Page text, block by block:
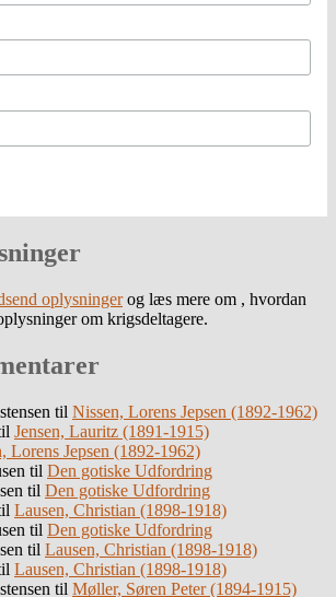
oplysningerog læs mere om , hvordan
om krigsdeltagere.
til Nissen, Lorens Jepsen (1892-1962)
Jensen, Lauritz (1891-1915)
Lorens Jepsen (1892-1962)
til Den gotiske Udfordring
til Den gotiske Udfordring
Lausen, Christian (1898-1918)
til Den gotiske Udfordring
til Lausen, Christian (1898-1918)
Lausen, Christian (1898-1918)
til Møller, Søren Peter (1894-1915)